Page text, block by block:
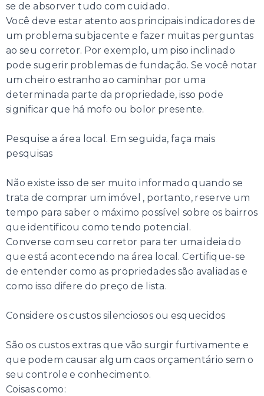
se de absorver tudo com cuidado.
Você deve estar atento aos principais indicadores de
um problema subjacente e fazer muitas perguntas
ao seu corretor. Por exemplo, um piso inclinado
pode sugerir problemas de fundação. Se você notar
um cheiro estranho ao caminhar por uma
determinada parte da propriedade, isso pode
significar que há mofo ou bolor presente.
Pesquise a área local. Em seguida, faça mais
pesquisas
Não existe isso de ser muito informado quando se
trata de comprar um imóvel , portanto, reserve um
tempo para saber o máximo possível sobre os bairros
que identificou como tendo potencial.
Converse com seu corretor para ter uma ideia do
que está acontecendo na área local. Certifique-se
de entender como as propriedades são avaliadas e
como isso difere do preço de lista.
Considere os custos silenciosos ou esquecidos
São os custos extras que vão surgir furtivamente e
que podem causar algum caos orçamentário sem o
seu controle e conhecimento.
Coisas como: